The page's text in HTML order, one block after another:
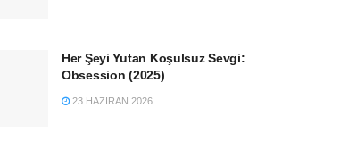
Her Şeyi Yutan Koşulsuz Sevgi:
Obsession (2025)
23 HAZIRAN 2026